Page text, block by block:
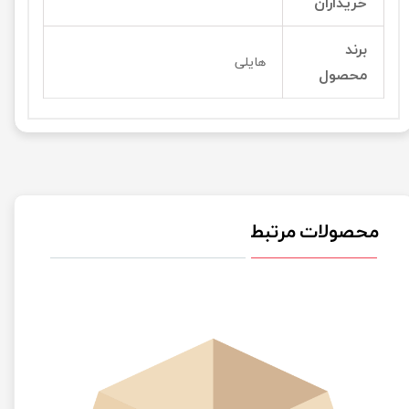
برند
محصول
هایلی
محصولات مرتبط